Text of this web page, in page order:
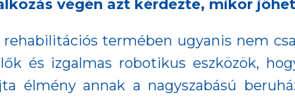
végén azt kérdezte, mikor
termében ugyanis nem
és izgalmas robotikus eszközök,
élmény annak a nagyszabású